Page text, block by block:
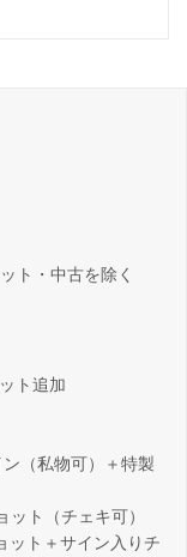
ト・中古を除く
ト追加
（私物可）＋特製
ト（チェキ可）
ット＋サイン入りチ